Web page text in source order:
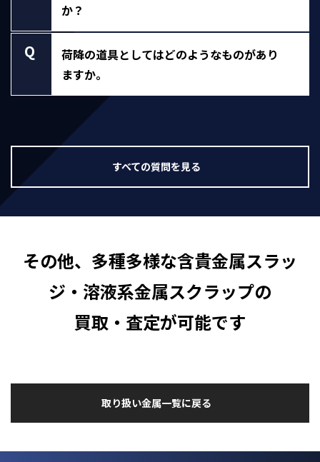
か？
Q
荷降の道具としてはどのようなものがあり
ますか。
すべての質問を見る
その他、多種多様な含貴金属スラッ
ジ・溶液系金属スクラップの
買取・査定が可能です
取り扱い金属一覧に戻る